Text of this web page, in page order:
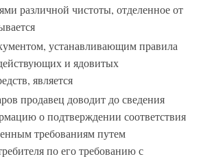
различной чистоты, отделенное от
устанавливающим правила
и ядовитых
является
продавец доводит до сведения
о подтверждении соответствия
требованиям путем
по его требованию с